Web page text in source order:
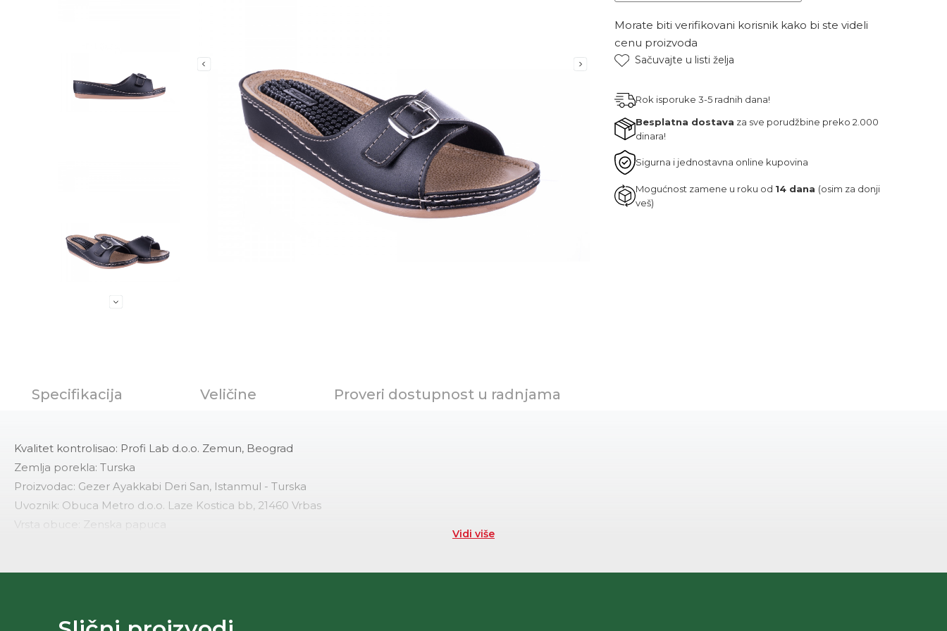
Morate biti verifikovani korisnik kako bi ste videli
cenu proizvoda
Sačuvajte u listi želja
Rok isporuke 3-5 radnih dana!
Besplatna dostava za sve porudžbine preko 2.000
dinara!
Sigurna i jednostavna online kupovina
Mogućnost zamene u roku od 14 dana (osim za donji
veš)
Specifikacija Veličine Proveri dostupnost u radnjama
Kvalitet kontrolisao: Profi Lab d.o.o. Zemun, Beograd
Zemlja porekla: Turska
Proizvodac: Gezer Ayakkabi Deri San, Istanmul - Turska
Uvoznik: Obuca Metro d.o.o. Laze Kostica bb, 21460 Vrbas
Vrsta obuce: Zenska papuca
Ulozna tabanica: Vestacka koza
Vidi više